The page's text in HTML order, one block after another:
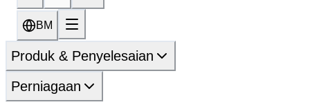
BM
Produk & Penyelesaian
Perniagaan